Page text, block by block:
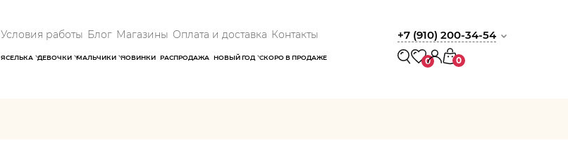
Условия работы Блог Магазины Оплата и доставка Контакты
ЯСЕЛЬКА ДЕВОЧКИ МАЛЬЧИКИ НОВИНКИ РАСПРОДАЖА НОВЫЙ ГОД СКОРО В ПРОДАЖЕ
+7 (910) 200-34-54
0 0